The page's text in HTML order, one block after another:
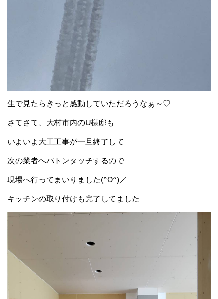
生で見たらきっと感動していただろうなぁ～♡
さてさて、大村市内のU様邸も
いよいよ大工工事が一旦終了して
次の業者へバトンタッチするので
現場へ行ってまいりました(^O^)／
キッチンの取り付けも完了してました